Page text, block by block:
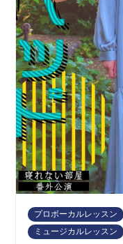
プロボーカルレッスン
ミュージカルレッスン